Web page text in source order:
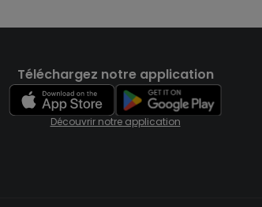
Téléchargez notre application
Découvrir notre application